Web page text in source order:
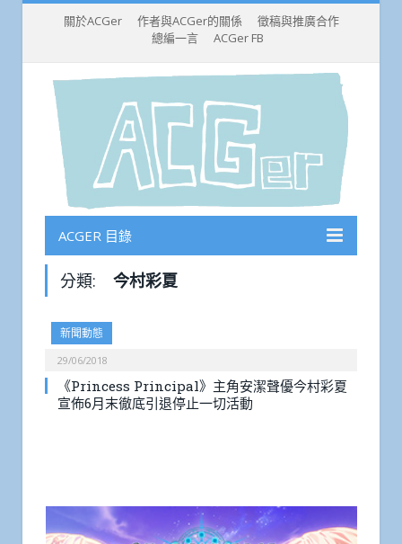
關於ACGer 作者與ACGer的關係
徵稿與推廣合作
總編一言
ACGer FB
ACGER 目錄
分類: 今村彩夏
新聞動態
29/06/2018
《Princess Principal》主角安潔聲優今村彩夏
宣佈6月末徹底引退停止一切活動